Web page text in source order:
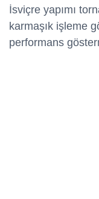
İsviçre yapımı
karmaşık işleme
performans